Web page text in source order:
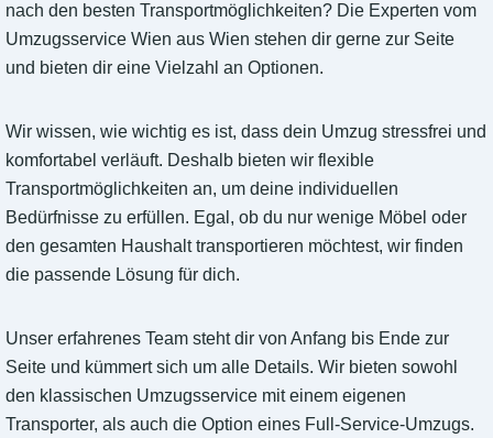
nach den besten Transportmöglichkeiten? Die Experten vom
Umzugsservice Wien aus Wien stehen dir gerne zur Seite
und bieten dir eine Vielzahl an Optionen.
Wir wissen, wie wichtig es ist, dass dein Umzug stressfrei und
komfortabel verläuft. Deshalb bieten wir flexible
Transportmöglichkeiten an, um deine individuellen
Bedürfnisse zu erfüllen. Egal, ob du nur wenige Möbel oder
den gesamten Haushalt transportieren möchtest, wir finden
die passende Lösung für dich.
Unser erfahrenes Team steht dir von Anfang bis Ende zur
Seite und kümmert sich um alle Details. Wir bieten sowohl
den klassischen Umzugsservice mit einem eigenen
Transporter, als auch die Option eines Full-Service-Umzugs.